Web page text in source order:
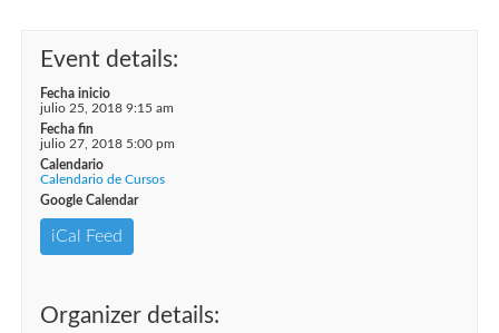
Event details:
Fecha inicio
julio 25, 2018 9:15 am
Fecha fin
julio 27, 2018 5:00 pm
Calendario
Calendario de Cursos
Google Calendar
iCal Feed
Organizer details: